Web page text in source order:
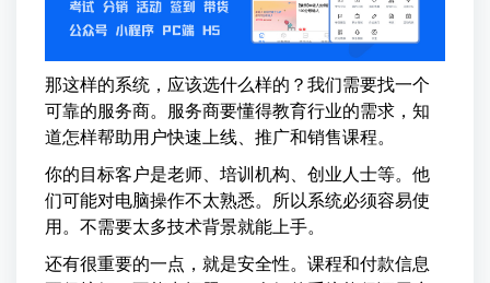
那这样的系统，应该选什么样的？我们需要找一个
可靠的服务商。服务商要懂得教育行业的需求，知
道怎样帮助用户快速上线、推广和销售课程。
你的目标客户是老师、培训机构、创业人士等。他
们可能对电脑操作不太熟悉。所以系统必须容易使
用。不需要太多技术背景就能上手。
还有很重要的一点，就是安全性。课程和付款信息